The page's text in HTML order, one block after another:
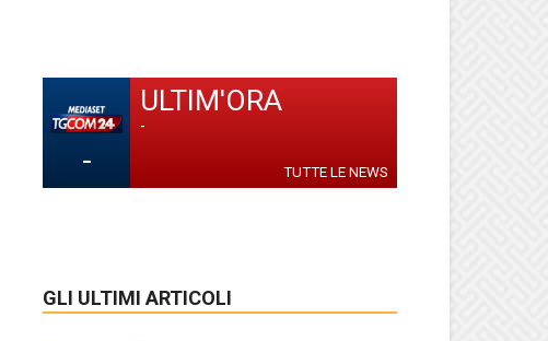
-
ULTIM'ORA
-
TUTTE LE NEWS
GLI ULTIMI ARTICOLI